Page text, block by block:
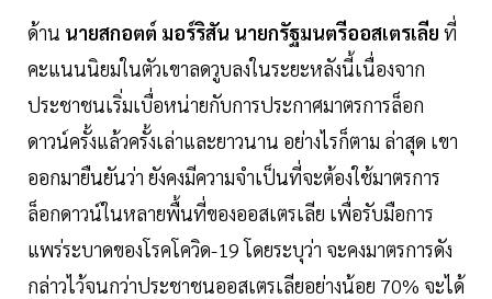
ด้าน นายสกอตต์ มอร์ริสัน นายกรัฐมนตรีออสเตรเลีย ที่
คะแนนนิยมในตัวเขาลดวูบลงในระยะหลังนี้เนื่องจาก
ประชาชนเริ่มเบื่อหน่ายกับการประกาศมาตรการล็อก
ดาวน์ครั้งแล้วครั้งเล่าและยาวนาน อย่างไรก็ตาม ล่าสุด เขา
ออกมายืนยันว่า ยังคงมีความจำเป็นที่จะต้องใช้มาตรการ
ล็อกดาวน์ในหลายพื้นที่ของออสเตรเลีย เพื่อรับมือการ
แพร่ระบาดของโรคโควิด-19 โดยระบุว่า จะคงมาตรการดัง
กล่าวไว้จนกว่าประชาชนออสเตรเลียอย่างน้อย 70% จะได้